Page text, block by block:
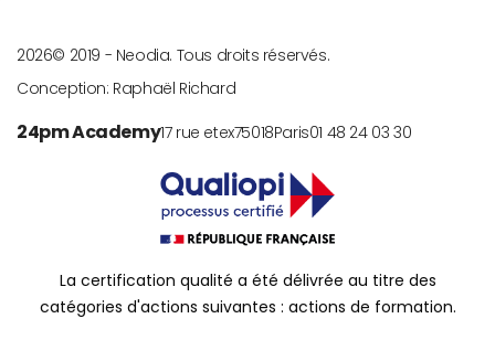
© 2019 -
2026
Neodia. Tous droits réservés.
Conception: Raphaël Richard
24pm Academy17 rue etex75018Paris01 48 24 03 30
La certification qualité a été délivrée au titre des
catégories d'actions suivantes : actions de formation.